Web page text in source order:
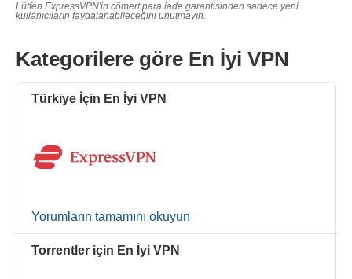
Lütfen ExpressVPN'in cömert para iade garantisinden sadece yeni
kullanıcıların faydalanabileceğini unutmayın.
Kategorilere göre En İyi VPN
Türkiye İçin En İyi VPN
Yorumların tamamını okuyun
Torrentler için En İyi VPN